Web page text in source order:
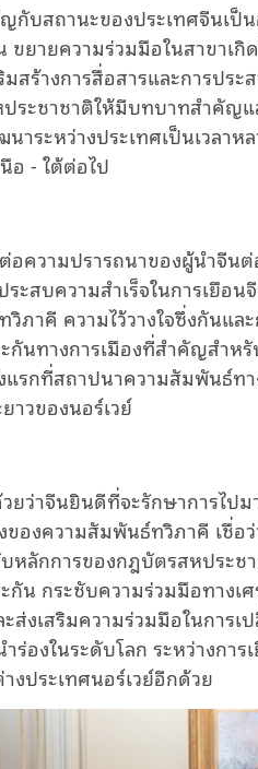
กับสถานะของประเทศจีนเป็
ขยายความร่วมมือในสาขาเกิ
มสร้างการสื่อสารและการปร
ระชาชาติให้มีบทบาทสําคัญแ
าระหว่างประเทศเป็นเวลาห
อ - ใต้ต่อไป
อความปรารถนาของผู้นําจีน
ระสบความสําเร็จในการเยือน
วิภาคี ความไว้วางใจซึ่งกันแ
กันทางการเมืองที่สําคัญสํา
แรกที่สถาปนาความสัมพันธ์ท
าวของนอร์เวย์
ยว่าจีนยินดีที่จะรักษาการไป
ของความสัมพันธ์ทวิภาคี เชื่อ
หลักการของกฎบัตรสหประช
กัน กระชับความร่วมมือทางเ
ส่งเสริมความร่วมมือในการเ
ร่องในระดับโลก ระหว่างการ
งประเทศนอร์เวย์อีกด้วย